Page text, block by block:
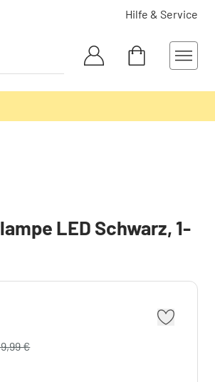
Hilfe & Service
LED Schwarz, 1-
€